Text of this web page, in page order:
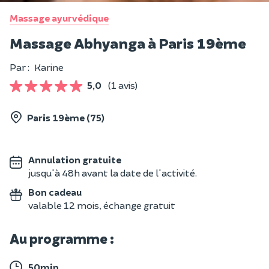
Massage ayurvédique
Massage Abhyanga à Paris 19ème
Par : Karine
5,0 (1 avis)
Paris 19ème (75)
Annulation gratuite
jusqu'à 48h avant la date de l'activité.
Bon cadeau
valable 12 mois, échange gratuit
Au programme :